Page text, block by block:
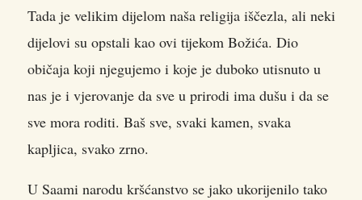
Tada je velikim dijelom naša religija iščezla, ali neki
dijelovi su opstali kao ovi tijekom Božića. Dio
običaja koji njegujemo i koje je duboko utisnuto u
nas je i vjerovanje da sve u prirodi ima dušu i da se
sve mora roditi. Baš sve, svaki kamen, svaka
kapljica, svako zrno.
U Saami narodu kršćanstvo se jako ukorijenilo tako